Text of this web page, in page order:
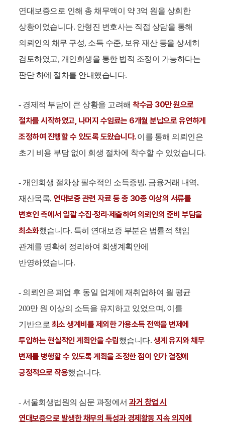
연대보증으로 인해 총 채무액이 약 3억 원을 상회한
상황이었습니다. 안형진 변호사는 직접 상담을 통해
의뢰인의 채무 구성, 소득 수준, 보유 재산 등을 상세히
검토하였고, 개인회생을 통한 법적 조정이 가능하다는
판단 하에 절차를 안내했습니다.
- 경제적 부담이 큰 상황을 고려해착수금 30만 원으로
절차를 시작하였고, 나머지 수임료는 6개월 분납으로 유연하게
조정하여 진행할 수 있도록 도왔습니다.이를 통해 의뢰인은
초기 비용 부담 없이 회생 절차에 착수할 수 있었습니다.
- 개인회생 절차상 필수적인 소득증빙, 금융거래 내역,
재산목록, 연대보증 관련 자료 등 총 30종 이상의 서류를
변호인 측에서 일괄 수집·정리·제출하여 의뢰인의 준비 부담을
최소화했습니다. 특히 연대보증 부분은 법률적 책임
관계를 명확히 정리하여 회생계획안에
반영하였습니다.
- 의뢰인은 폐업 후 동일 업계에 재취업하여 월 평균
200만 원 이상의 소득을 유지하고 있었으며, 이를
기반으로 최소 생계비를 제외한 가용소득 전액을 변제에
투입하는 현실적인 계획안을 수립했습니다. 생계 유지와 채무
변제를 병행할 수 있도록 계획을 조정한 점이 인가 결정에
긍정적으로 작용했습니다.
- 서울회생법원의 심문 과정에서과거 창업 시
연대보증으로 발생한 채무의 특성과 경제활동 지속 의지에